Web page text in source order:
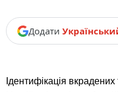
Додати
Ідентифікація